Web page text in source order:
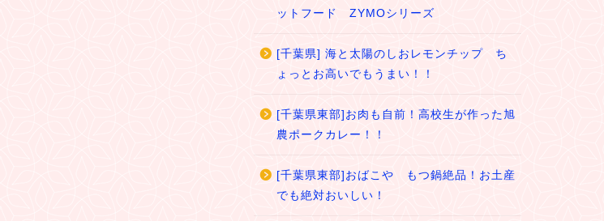
ットフード ZYMOシリーズ
[千葉県] 海と太陽のしおレモンチップ ち
ょっとお高いでもうまい！！
[千葉県東部]お肉も自前！高校生が作った旭
農ポークカレー！！
[千葉県東部]おばこや もつ鍋絶品！お土産
でも絶対おいしい！